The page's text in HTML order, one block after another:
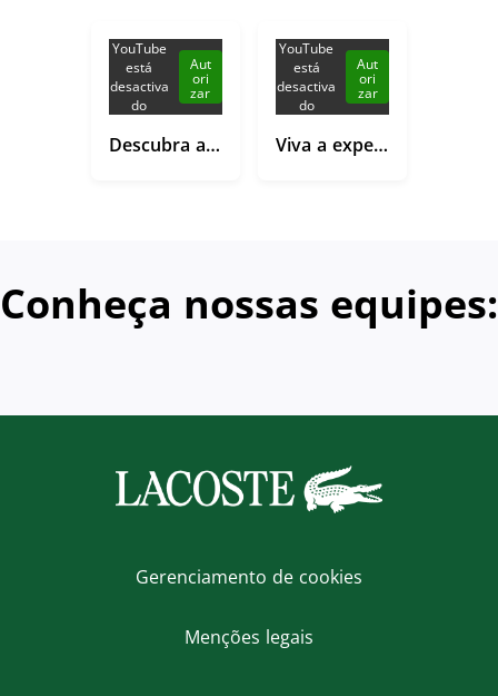
YouTube
está
desactiva
do
Aut
ori
zar
Descubra a cultura da Lacoste
YouTube
está
desactiva
do
Aut
ori
zar
Viva a experiência do varejo na Lacoste
Conheça nossas equipes:
Gerenciamento de cookies
Menções legais